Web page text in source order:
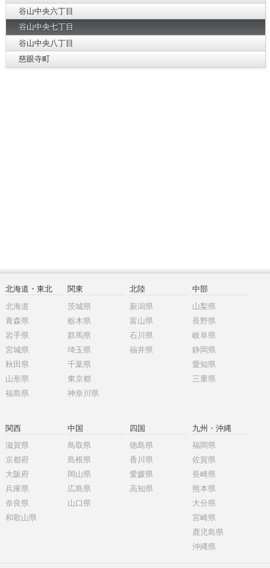
谷山中央六丁目
谷山中央七丁目
谷山中央八丁目
慈眼寺町
北海道・東北
北海道
青森県
岩手県
宮城県
秋田県
山形県
福島県
関東
茨城県
栃木県
群馬県
埼玉県
千葉県
東京都
神奈川県
北陸
新潟県
富山県
石川県
福井県
中部
山梨県
長野県
岐阜県
静岡県
愛知県
三重県
関西
滋賀県
京都府
大阪府
兵庫県
奈良県
和歌山県
中国
鳥取県
島根県
岡山県
広島県
山口県
四国
徳島県
香川県
愛媛県
高知県
九州・沖縄
福岡県
佐賀県
長崎県
熊本県
大分県
宮崎県
鹿児島県
沖縄県